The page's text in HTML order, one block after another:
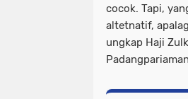
cocok. Tapi,
altetnatif,
ungkap Haji